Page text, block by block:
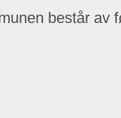
består av